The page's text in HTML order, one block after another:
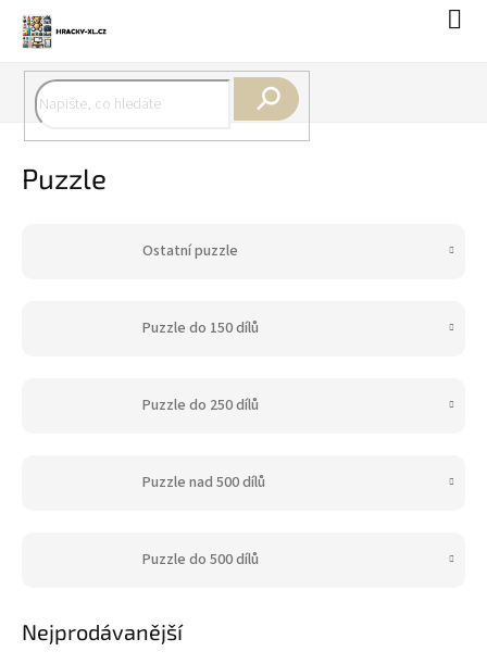
obsah
Puzzle
Ostatní puzzle
Puzzle do 150 dílů
Puzzle do 250 dílů
Puzzle nad 500 dílů
Puzzle do 500 dílů
Nejprodávanější